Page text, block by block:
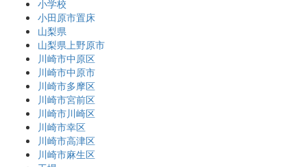
小学校
小田原市置床
山梨県
山梨県上野原市
川崎市中原区
川崎市中原市
川崎市多摩区
川崎市宮前区
川崎市川崎区
川崎市幸区
川崎市高津区
川崎市麻生区